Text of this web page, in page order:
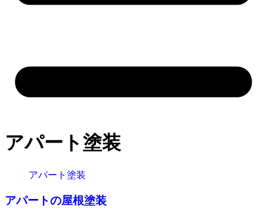
アパート塗装
アパート塗装
アパートの屋根塗装